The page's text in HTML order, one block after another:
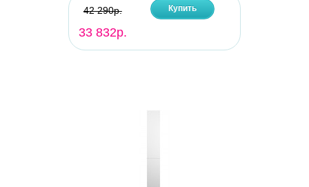
42 290р.
33 832р.
Купить